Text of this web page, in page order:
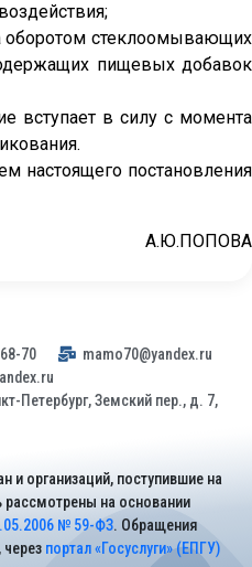
оборотом стеклоомывающих
пищевых добавок
вступает в силу с момента
настоящего постановления
А.Ю.ПОПОВА
70
mamo70@yandex.ru
Петербург, Земский пер., д. 7,
и организаций, поступившие на
рассмотрены на основании
№ 59-ФЗ. Обращения
портал «Госуслуги» (ЕПГУ)